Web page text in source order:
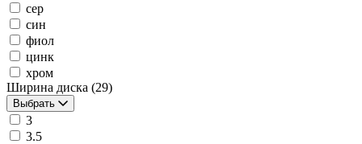
сер
син
фиол
цинк
хром
Ширина диска (29)
Выбрать
3
3.5